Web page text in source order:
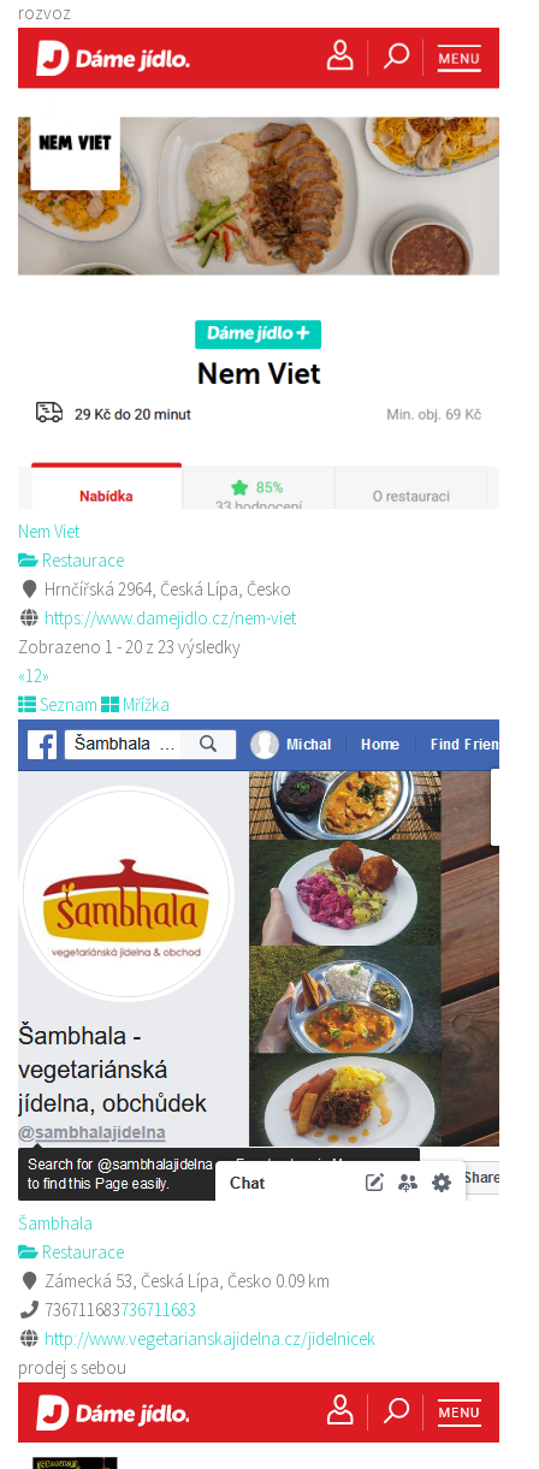
rozvoz
Nem Viet
Restaurace
Hrnčířská 2964, Česká Lípa, Česko
https://www.damejidlo.cz/nem-viet
Zobrazeno 1 - 20 z 23 výsledky
«12»
Seznam
Mřížka
Šambhala
Restaurace
Zámecká 53, Česká Lípa, Česko 0.09 km
736711683736711683
http://www.vegetarianskajidelna.cz/jidelnicek
prodej s sebou